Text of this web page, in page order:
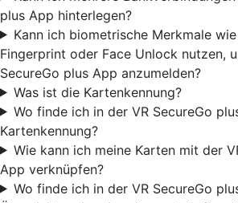
plus App hinterlegen?
Kann ich biometrische Merkmale wie
Fingerprint oder Face Unlock nutzen,
SecureGo plus App anzumelden?
Was ist die Kartenkennung?
Wo finde ich in der VR SecureGo
Kartenkennung?
Wie kann ich meine Karten mit der
App verknüpfen?
Wo finde ich in der VR SecureGo